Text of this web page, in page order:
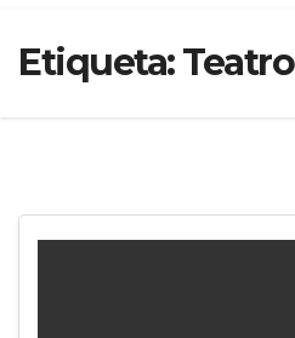
Etiqueta:Teatro